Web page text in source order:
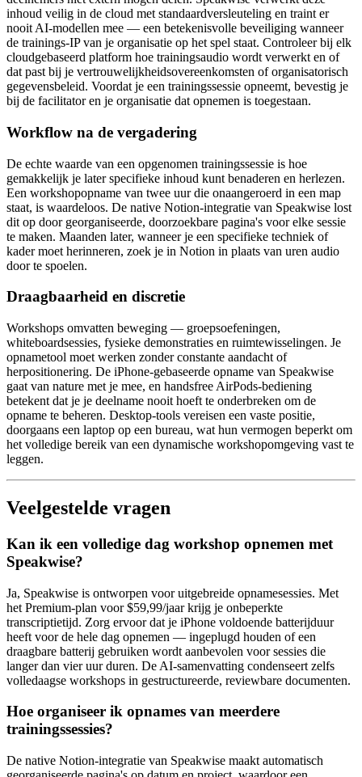
inhoud veilig in de cloud met standaardversleuteling en traint er
nooit AI-modellen mee — een betekenisvolle beveiliging wanneer
de trainings-IP van je organisatie op het spel staat. Controleer bij elk
cloudgebaseerd platform hoe trainingsaudio wordt verwerkt en of
dat past bij je vertrouwelijkheidsovereenkomsten of organisatorisch
gegevensbeleid. Voordat je een trainingssessie opneemt, bevestig je
bij de facilitator en je organisatie dat opnemen is toegestaan.
Workflow na de vergadering
De echte waarde van een opgenomen trainingssessie is hoe
gemakkelijk je later specifieke inhoud kunt benaderen en herlezen.
Een workshopopname van twee uur die onaangeroerd in een map
staat, is waardeloos. De native Notion-integratie van Speakwise lost
dit op door georganiseerde, doorzoekbare pagina's voor elke sessie
te maken. Maanden later, wanneer je een specifieke techniek of
kader moet herinneren, zoek je in Notion in plaats van uren audio
door te spoelen.
Draagbaarheid en discretie
Workshops omvatten beweging — groepsoefeningen,
whiteboardsessies, fysieke demonstraties en ruimtewisselingen. Je
opnametool moet werken zonder constante aandacht of
herpositionering. De iPhone-gebaseerde opname van Speakwise
gaat van nature met je mee, en handsfree AirPods-bediening
betekent dat je je deelname nooit hoeft te onderbreken om de
opname te beheren. Desktop-tools vereisen een vaste positie,
doorgaans een laptop op een bureau, wat hun vermogen beperkt om
het volledige bereik van een dynamische workshopomgeving vast te
leggen.
Veelgestelde vragen
Kan ik een volledige dag workshop opnemen met
Speakwise?
Ja, Speakwise is ontworpen voor uitgebreide opnamesessies. Met
het Premium-plan voor $59,99/jaar krijg je onbeperkte
transcriptietijd. Zorg ervoor dat je iPhone voldoende batterijduur
heeft voor de hele dag opnemen — ingeplugd houden of een
draagbare batterij gebruiken wordt aanbevolen voor sessies die
langer dan vier uur duren. De AI-samenvatting condenseert zelfs
volledaagse workshops in gestructureerde, reviewbare documenten.
Hoe organiseer ik opnames van meerdere
trainingssessies?
De native Notion-integratie van Speakwise maakt automatisch